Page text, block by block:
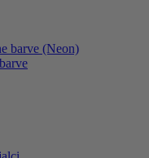
barve (Neon)